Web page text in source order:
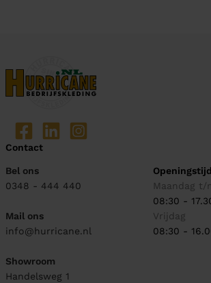
Contact
Bel ons
0348 - 444 440
Mail ons
info@hurricane.nl
Showroom
Handelsweg 1
Maandag t/
08:30 -
Vrijdag
08:30 -